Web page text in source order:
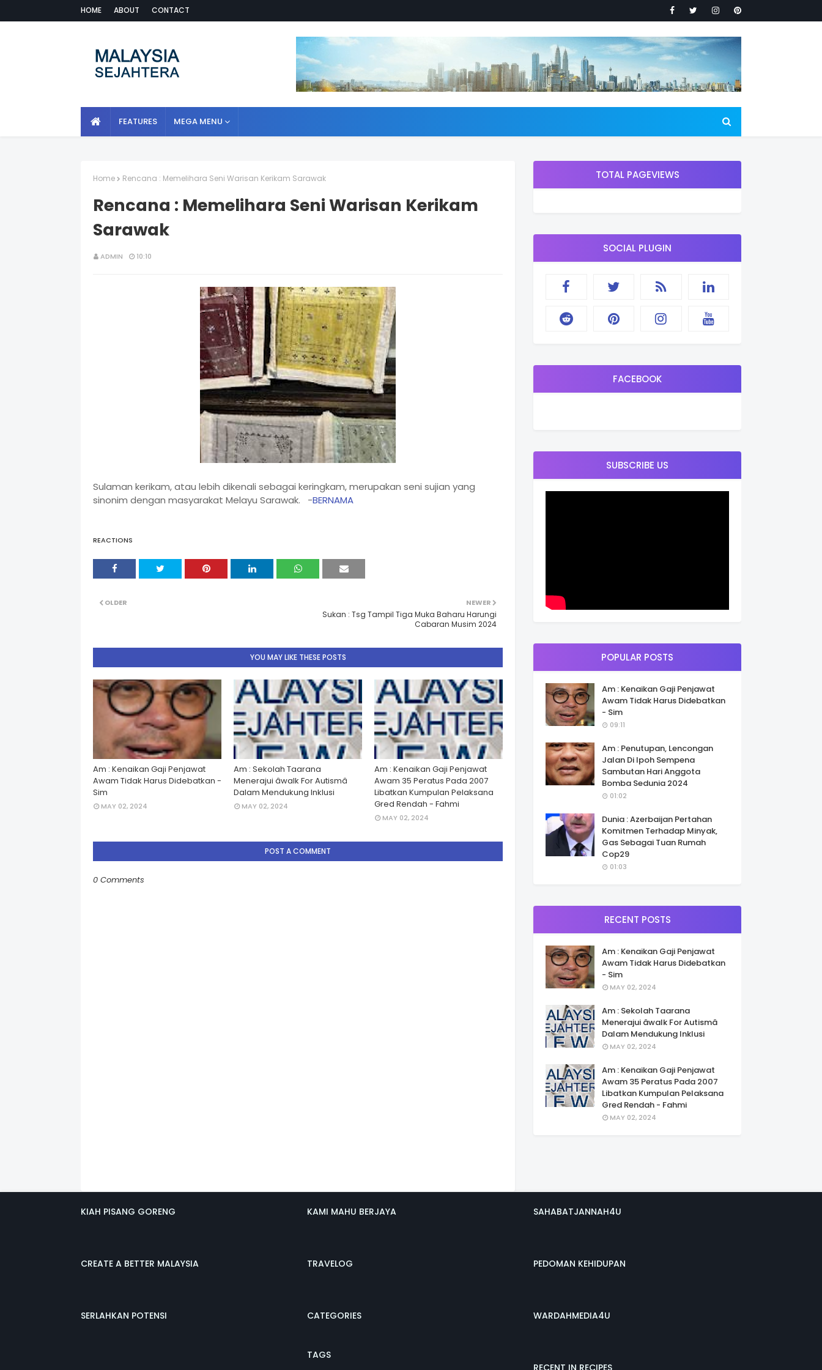
HOME ABOUT CONTACT
FEATURES MEGA MENU
Home Rencana : Memelihara Seni Warisan Kerikam Sarawak
Rencana : Memelihara Seni Warisan Kerikam
Sarawak
ADMIN 10:10
Sulaman kerikam, atau lebih dikenali sebagai keringkam, merupakan seni sujian yang
sinonim dengan masyarakat Melayu Sarawak. -BERNAMA
REACTIONS
NEWER
Sukan : Tsg Tampil Tiga Muka Baharu Harungi
Cabaran Musim 2024
OLDER
YOU MAY LIKE THESE POSTS
Am : Kenaikan Gaji Penjawat
Awam Tidak Harus Didebatkan -
Sim
MAY 02, 2024
Am : Sekolah Taarana
Menerajui âwalk For Autismâ
Dalam Mendukung Inklusi
MAY 02, 2024
Am : Kenaikan Gaji Penjawat
Awam 35 Peratus Pada 2007
Libatkan Kumpulan Pelaksana
Gred Rendah - Fahmi
MAY 02, 2024
POST A COMMENT
0 Comments
TOTAL PAGEVIEWS
SOCIAL PLUGIN
FACEBOOK
SUBSCRIBE US
POPULAR POSTS
Am : Kenaikan Gaji Penjawat
Awam Tidak Harus Didebatkan
- Sim
09:11
Am : Penutupan, Lencongan
Jalan Di Ipoh Sempena
Sambutan Hari Anggota
Bomba Sedunia 2024
01:02
Dunia : Azerbaijan Pertahan
Komitmen Terhadap Minyak,
Gas Sebagai Tuan Rumah
Cop29
01:03
RECENT POSTS
Am : Kenaikan Gaji Penjawat
Awam Tidak Harus Didebatkan
- Sim
MAY 02, 2024
Am : Sekolah Taarana
Menerajui âwalk For Autismâ
Dalam Mendukung Inklusi
MAY 02, 2024
Am : Kenaikan Gaji Penjawat
Awam 35 Peratus Pada 2007
Libatkan Kumpulan Pelaksana
Gred Rendah - Fahmi
MAY 02, 2024
KIAH PISANG GORENG
CREATE A BETTER MALAYSIA
SERLAHKAN POTENSI
KAMI MAHU BERJAYA
TRAVELOG
CATEGORIES
TAGS
SAHABATJANNAH4U
PEDOMAN KEHIDUPAN
WARDAHMEDIA4U
RECENT IN RECIPES